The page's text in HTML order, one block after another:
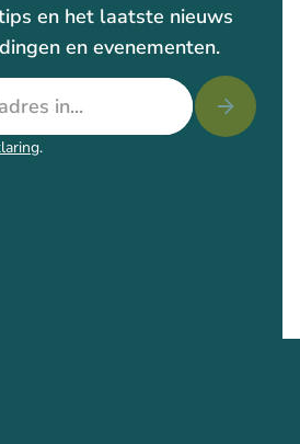
en het laatste nieuws
en evenementen.
.